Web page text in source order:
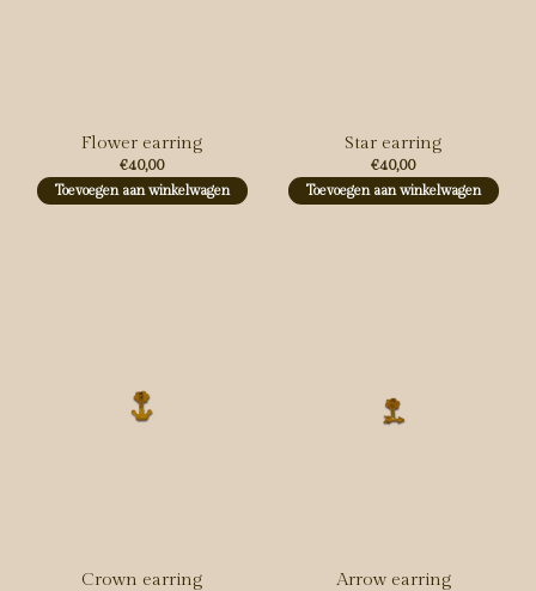
Flower earring
€40,00
Toevoegen aan winkelwagen
Star earring
€40,00
Toevoegen aan winkelwagen
Crown earring Arrow earring